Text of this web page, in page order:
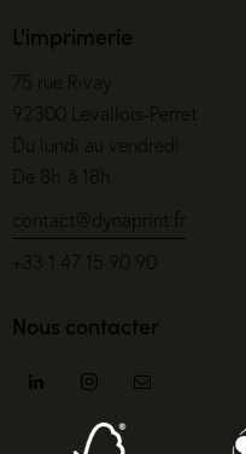
L'imprimerie
75 rue Rivay
92300 Levallois-Perret
Du lundi au vendredi
De 8h à 18h
contact@dynaprint.fr
+33 1 47 15 90 90
Nous contacter